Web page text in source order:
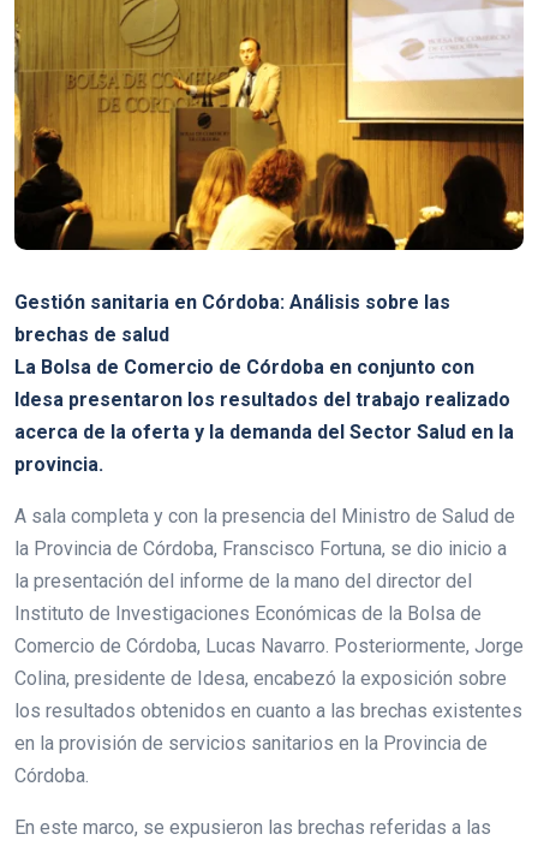
Gestión sanitaria en Córdoba: Análisis sobre las
brechas de salud
La Bolsa de Comercio de Córdoba en conjunto con
Idesa presentaron los resultados del trabajo realizado
acerca de la oferta y la demanda del Sector Salud en la
provincia.
A sala completa y con la presencia del Ministro de Salud de
la Provincia de Córdoba, Franscisco Fortuna, se dio inicio a
la presentación del informe de la mano del director del
Instituto de Investigaciones Económicas de la Bolsa de
Comercio de Córdoba, Lucas Navarro. Posteriormente, Jorge
Colina, presidente de Idesa, encabezó la exposición sobre
los resultados obtenidos en cuanto a las brechas existentes
en la provisión de servicios sanitarios en la Provincia de
Córdoba.
En este marco, se expusieron las brechas referidas a las